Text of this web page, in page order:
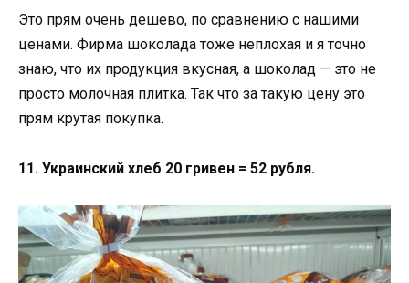
Это прям очень дешево, по сравнению с нашими
ценами. Фирма шоколада тоже неплохая и я точно
знаю, что их продукция вкусная, а шоколад — это не
просто молочная плитка. Так что за такую цену это
прям крутая покупка.
11. Украинский хлеб 20 гривен = 52 рубля.